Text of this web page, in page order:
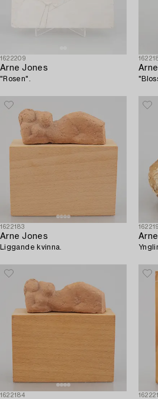
1622209
Arne Jones
"Rosen".
1622183
Arne Jones
Liggande kvinna.
1622184